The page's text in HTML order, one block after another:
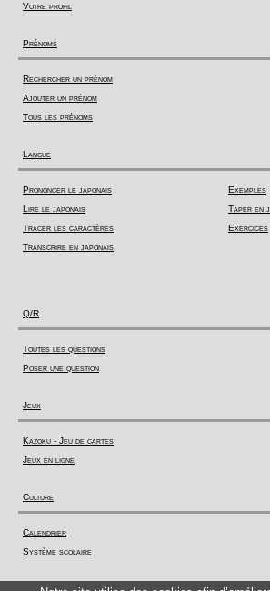
Votre profil
Prénoms
Rechercher un prénom
Ajouter un prénom
Tous les prénoms
Langue
Prononcer le japonais
Lire le japonais
Tracer les caractères
Transcrire en japonais
Exemples
Taper en
Exercices
Q/R
Toutes les questions
Poser une question
Jeux
Kazoku - Jeu de cartes
Jeux en ligne
Culture
Calendrier
Système scolaire
Actualité